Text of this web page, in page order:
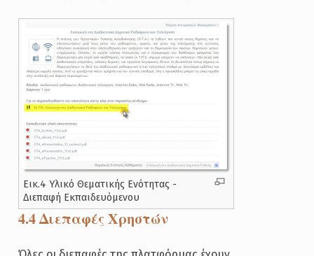
Εικ.4 Υλικό Θεματικής Ενότητας -
Διεπαφή Εκπαιδευόμενου
4.4 Διεπαφές Χρηστών